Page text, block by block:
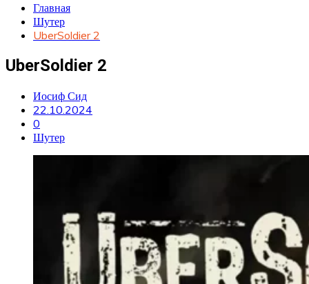
Главная
Шутер
UberSoldier 2
UberSoldier 2
Иосиф Сид
22.10.2024
0
Шутер